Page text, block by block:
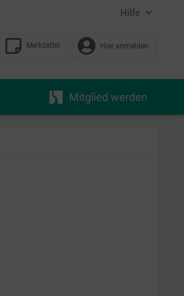
Hilfe
Merkzettel Hier anmelden
Mitglied werden